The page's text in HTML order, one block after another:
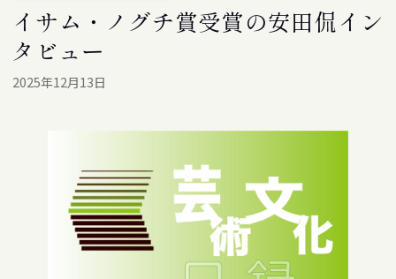
イサム・ノグチ賞受賞の安田侃イン
タビュー
2025年12月13日